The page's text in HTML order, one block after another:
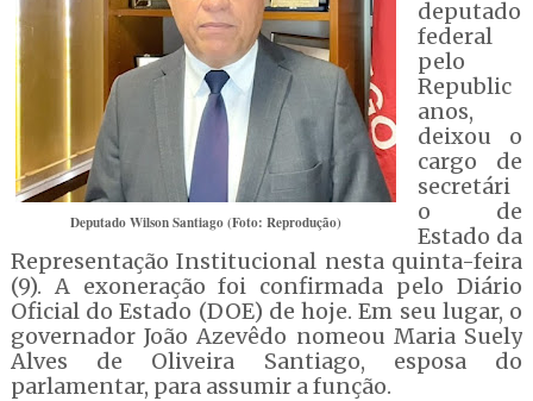
Deputado Wilson Santiago (Foto: Reprodução)
deputado
federal
pelo
Republic
anos,
deixou o
cargo de
secretári
o de
Estado da
Representação Institucional nesta quinta-feira
(9). A exoneração foi confirmada pelo Diário
Oficial do Estado (DOE) de hoje. Em seu lugar, o
governador João Azevêdo nomeou Maria Suely
Alves de Oliveira Santiago, esposa do
parlamentar, para assumir a função.